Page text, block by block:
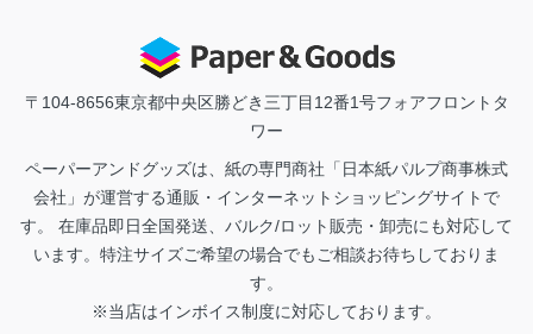
〒104-8656東京都中央区勝どき三丁目12番1号フォアフロントタ
ワー
ペーパーアンドグッズは、紙の専門商社「日本紙パルプ商事株式
会社」が運営する通販・インターネットショッピングサイトで
す。 在庫品即日全国発送、バルク/ロット販売・卸売にも対応して
います。特注サイズご希望の場合でもご相談お待ちしておりま
す。
※当店はインボイス制度に対応しております。